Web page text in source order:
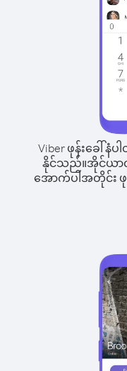
Viber ဖုန်းခေါ်
နိုင်သည်။အိုင်ယာလ
အောက်ပါအတိုင်း ဖုန်